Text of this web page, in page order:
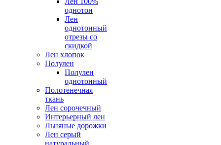
однотон
Лен
однотонный
отрезы со
скидкой
Лен хлопок
Полулен
Полулен
однотонный
Полотенечная
ткань
Лен сорочечный
Интерьерный лен
Льняные дорожки
Лен серый
натуральный